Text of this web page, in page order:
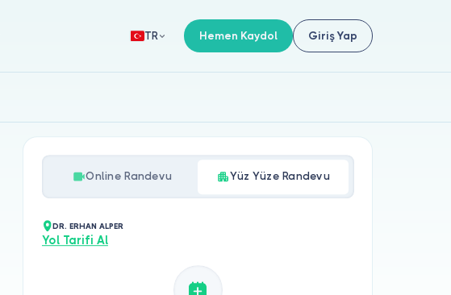
TR Hemen Kaydol Giriş Yap
Online Randevu Yüz Yüze Randevu
DR. ERHAN ALPER
Yol Tarifi Al